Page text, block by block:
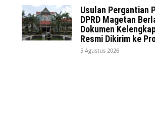
Usulan Pergantian
DPRD Magetan
Dokumen
Resmi Dikirim ke
5 Agustus 2026